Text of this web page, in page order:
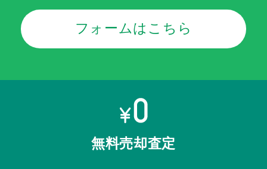
フォームはこちら
無料売却査定